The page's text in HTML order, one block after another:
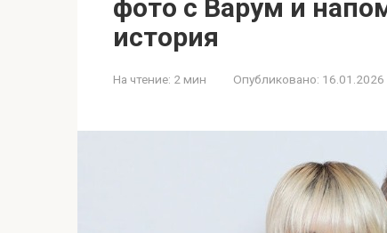
фото с Варум и
история
На чтение: 2 мин Опубликовано: 16.01.2026